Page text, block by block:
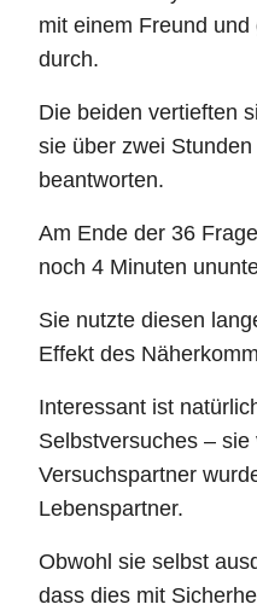
mit einem Freund
durch.
Die beiden vertieften
sie über zwei
beantworten.
Am Ende der 36
noch 4 Minuten
Sie nutzte diesen
Effekt des
Interessant ist
Selbstversuches –
Versuchspartner
Lebenspartner.
Obwohl sie selbst
dass dies mit